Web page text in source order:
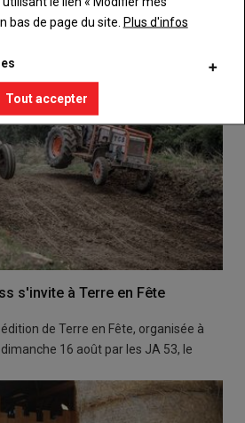
s'invite à Terre en Fête
de Terre en Fête, organisée à
16 août par les JA 53, le
bas de page du site. Plus d'infos
Tout accepter